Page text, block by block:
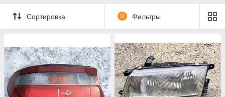
Сортировка 0 Фильтры